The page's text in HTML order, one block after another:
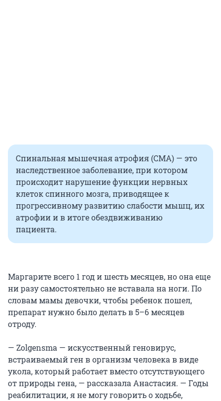
Спинальная мышечная атрофия (СМА) — это
наследственное заболевание, при котором
происходит нарушение функции нервных
клеток спинного мозга, приводящее к
прогрессивному развитию слабости мышц, их
атрофии и в итоге обездвиживанию
пациента.
Маргарите всего 1 год и шесть месяцев, но она еще
ни разу самостоятельно не вставала на ноги. По
словам мамы девочки, чтобы ребенок пошел,
препарат нужно было делать в 5–6 месяцев
отроду.
— Zolgensma — искусственный геновирус,
встраиваемый ген в организм человека в виде
укола, который работает вместо отсутствующего
от природы гена, — рассказала Анастасия. — Годы
реабилитации, я не могу говорить о ходьбе,